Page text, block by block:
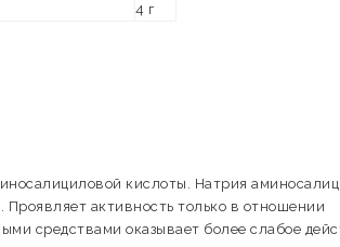
4 г
кислоты. Натрия
Проявляет активность только в отношении
средствами оказывает более слабое